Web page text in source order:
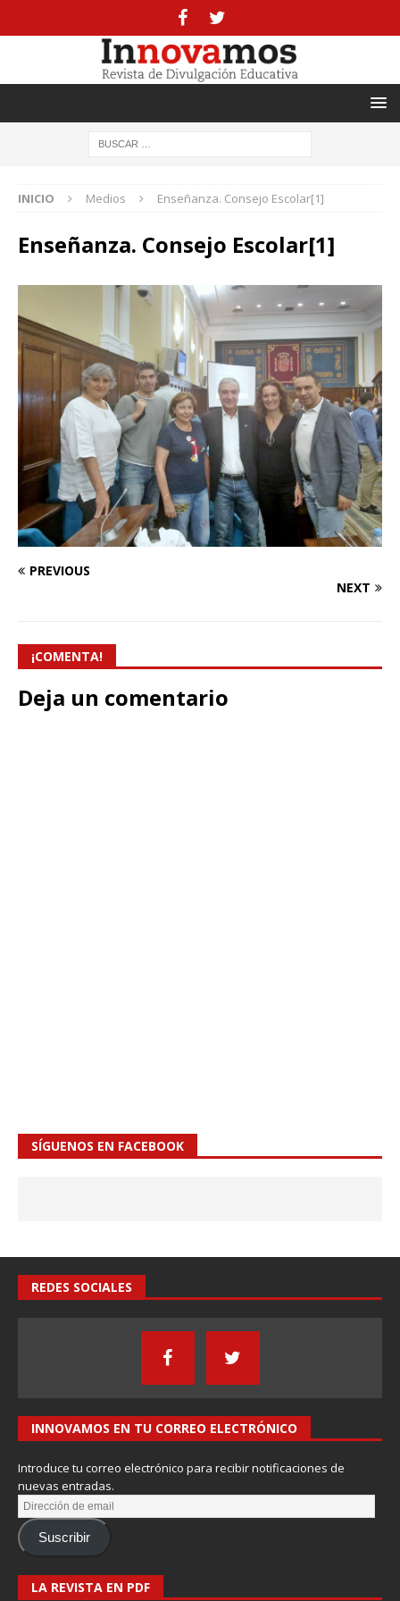
INICIO Medios Enseñanza. Consejo Escolar[1]
Enseñanza. Consejo Escolar[1]
PREVIOUS
NEXT
¡COMENTA!
Deja un comentario
SÍGUENOS EN FACEBOOK
REDES SOCIALES
INNOVAMOS EN TU CORREO ELECTRÓNICO
Introduce tu correo electrónico para recibir notificaciones de
nuevas entradas.
Suscribir
LA REVISTA EN PDF